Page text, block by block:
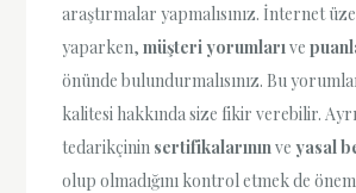
araştırmalar yapmalısınız. İnternet
yaparken,müşteri yorumları ve
önünde bulundurmalısınız. Bu
kalitesi hakkında size fikir verebilir.
tedarikçinin sertifikalarının veyasal
olup olmadığını kontrol etmek de